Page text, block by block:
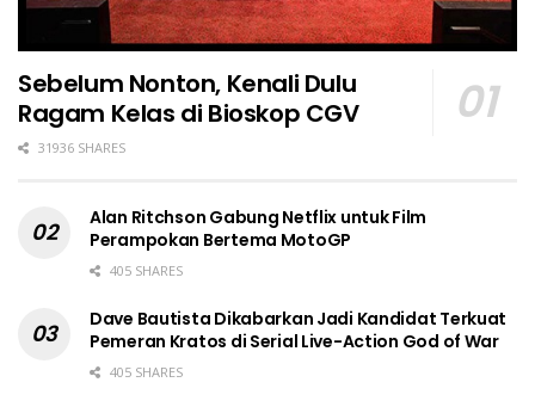
Sebelum Nonton, Kenali Dulu
Ragam Kelas di Bioskop CGV
31936 SHARES
Alan Ritchson Gabung Netflix untuk Film
Perampokan Bertema MotoGP
405 SHARES
Dave Bautista Dikabarkan Jadi Kandidat Terkuat
Pemeran Kratos di Serial Live-Action God of War
405 SHARES